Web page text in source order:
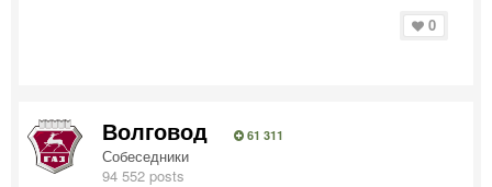
0
Волговод 61 311
Собеседники
94 552 posts